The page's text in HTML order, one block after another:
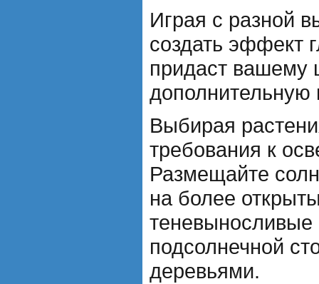
Играя с разной
создать эффект
придаст вашему
дополнительную
Выбирая
требования к
Размещайте
на более
теневыносливые
подсолнечной
деревьями.